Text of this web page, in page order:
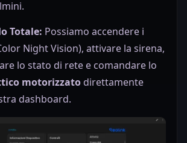
Totale: Possiamo accendere i
Night Vision), attivare la sirena,
lo stato di rete e comandare lo
motorizzato direttamente
dashboard.